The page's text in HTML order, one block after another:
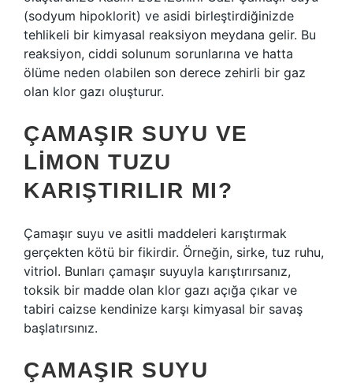
(sodyum hipoklorit) ve asidi birleştirdiğinizde
tehlikeli bir kimyasal reaksiyon meydana gelir. Bu
reaksiyon, ciddi solunum sorunlarına ve hatta
ölüme neden olabilen son derece zehirli bir gaz
olan klor gazı oluşturur.
ÇAMAŞIR SUYU VE
LIMON TUZU
KARIŞTIRILIR MI?
Çamaşır suyu ve asitli maddeleri karıştırmak
gerçekten kötü bir fikirdir. Örneğin, sirke, tuz ruhu,
vitriol. Bunları çamaşır suyuyla karıştırırsanız,
toksik bir madde olan klor gazı açığa çıkar ve
tabiri caizse kendinize karşı kimyasal bir savaş
başlatırsınız.
ÇAMAŞIR SUYU